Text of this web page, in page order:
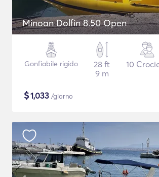
Minoan Dolfin 8.50 Open
Gonfiabile rigido
28 ft
9 m
10
$1,033 /giorno